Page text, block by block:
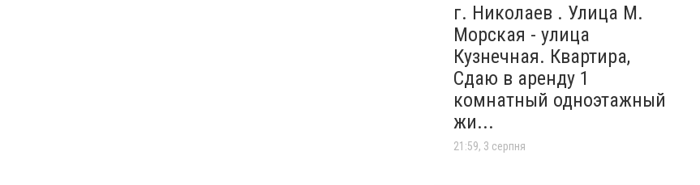
г. Николаев . Улица М.
Морская - улица
Кузнечная. Квартира,
Сдаю в аренду 1
комнатный одноэтажный
жи...
21:59, 3 серпня